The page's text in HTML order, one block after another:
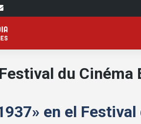
Festival du Cinéma
en el